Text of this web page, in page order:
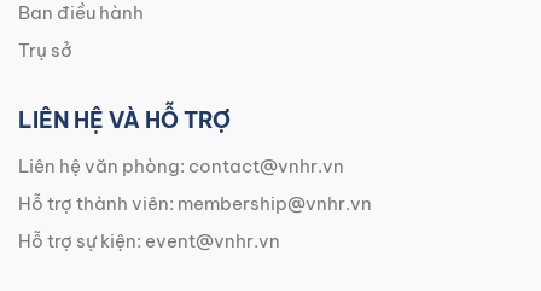
Ban điều hành
Trụ sở
LIÊN HỆ VÀ HỖ TRỢ
Liên hệ văn phòng: contact@vnhr.vn
Hỗ trợ thành viên: membership@vnhr.vn
Hỗ trợ sự kiện: event@vnhr.vn